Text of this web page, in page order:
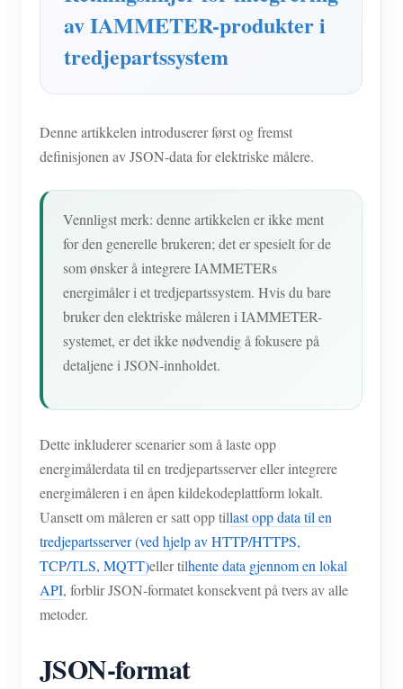
IAMMETER Simulator
System for energiprognoser og -simulering
Solar PV System Energy Monitor
PV-varmekontrollsystem
Hjemmeautomatisering
Fabrikkenergiovervåking
butikk
Ressurser
Hurtigstart for produktet
Dokument
Opplæringsvideo
FAQ
Nyheter
Samfunnet
Utvikler
Utforske
Belønningsprogram
Ta kontakt med
Om oss
av IAMMETER-produkter i
tredjepartssystem
Denne artikkelen introduserer først og fremst
definisjonen av JSON-data for elektriske målere.
Vennligst merk: denne artikkelen er ikke ment
for den generelle brukeren; det er spesielt for de
som ønsker å integrere IAMMETERs
energimåler i et tredjepartssystem. Hvis du bare
bruker den elektriske måleren i IAMMETER-
systemet, er det ikke nødvendig å fokusere på
detaljene i JSON-innholdet.
Dette inkluderer scenarier som å laste opp
energimålerdata til en tredjepartsserver eller integrere
energimåleren i en åpen kildekodeplattform lokalt.
Uansett om måleren er satt opp tillast opp data til en
tredjepartsserver (ved hjelp av HTTP/HTTPS,
TCP/TLS, MQTT)eller tilhente data gjennom en lokal
API, forblir JSON-formatet konsekvent på tvers av alle
metoder.
JSON-format